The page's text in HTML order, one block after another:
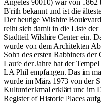
Angeles 90010) war von 1862
B'rith bekannt und ist die
Der heutige Wilshire
reiht sich damit in die Liste der
Stadtteil Wilshire Center ein.
wurde von dem Architekten
Sohn des ersten Rabbiners
Laufe der Jahre hat der
LA Phil empfangen. Das im
wurde im März 1973 von der
Kulturdenkmal erklärt und im
Register of Historic Places